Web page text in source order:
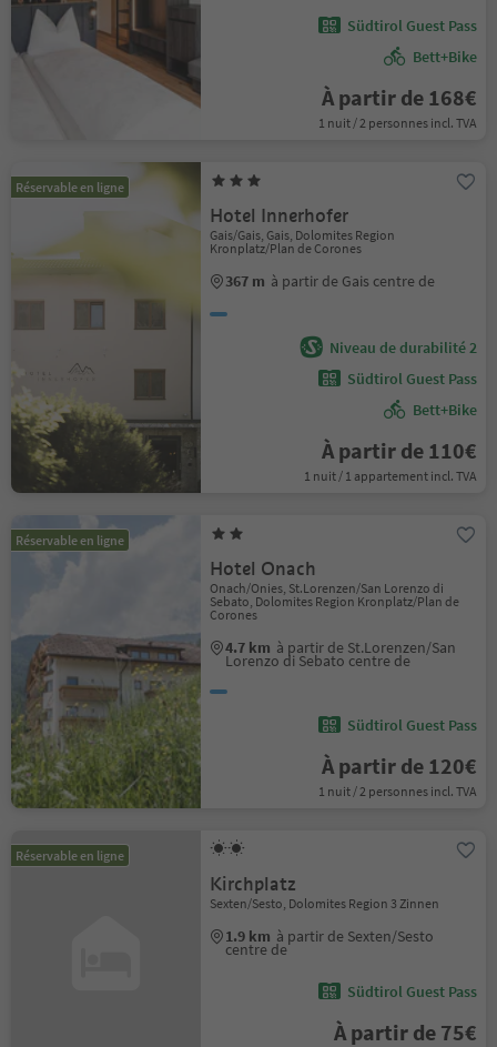
Südtirol Guest Pass
Bett+Bike
À partir de 168€
1 nuit / 2 personnes incl. TVA
Réservable en ligne
Hotel Innerhofer
Gais/Gais, Gais, Dolomites Region
Kronplatz/Plan de Corones
367 m à partir de Gais centre de
Niveau de durabilité 2
Südtirol Guest Pass
Bett+Bike
À partir de 110€
1 nuit / 1 appartement incl. TVA
Réservable en ligne
Hotel Onach
Onach/Onies, St.Lorenzen/San Lorenzo di
Sebato, Dolomites Region Kronplatz/Plan de
Corones
4.7 km à partir de St.Lorenzen/San
Lorenzo di Sebato centre de
Südtirol Guest Pass
À partir de 120€
1 nuit / 2 personnes incl. TVA
Réservable en ligne
Kirchplatz
Sexten/Sesto, Dolomites Region 3 Zinnen
1.9 km à partir de Sexten/Sesto
centre de
Südtirol Guest Pass
À partir de 75€